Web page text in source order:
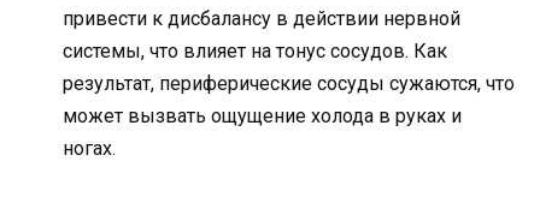
привести к дисбалансу в действии нервной
системы, что влияет на тонус сосудов. Как
результат, периферические сосуды сужаются, что
может вызвать ощущение холода в руках и
ногах.